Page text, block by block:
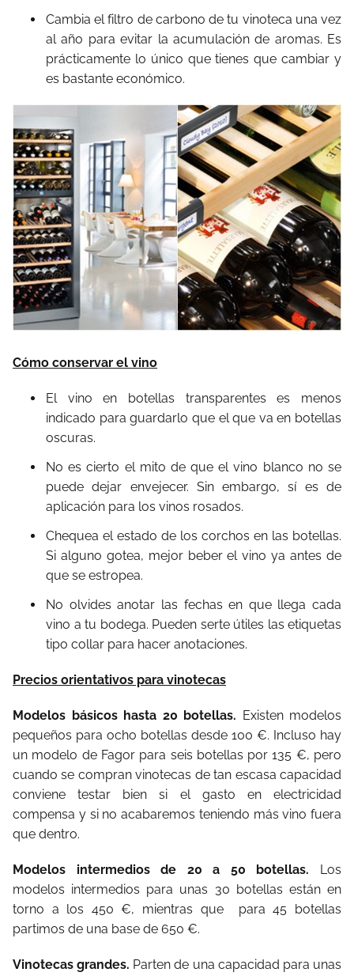
Cambia el filtro de carbono de tu vinoteca una vez
al año para evitar la acumulación de aromas. Es
prácticamente lo único que tienes que cambiar y
es bastante económico.
Cómo conservar el vino
El vino en botellas transparentes es menos
indicado para guardarlo que el que va en botellas
oscuras.
No es cierto el mito de que el vino blanco no se
puede dejar envejecer. Sin embargo, sí es de
aplicación para los vinos rosados.
Chequea el estado de los corchos en las botellas.
Si alguno gotea, mejor beber el vino ya antes de
que se estropea.
No olvides anotar las fechas en que llega cada
vino a tu bodega. Pueden serte útiles las etiquetas
tipo collar para hacer anotaciones.
Precios orientativos para vinotecas
Modelos básicos hasta 20 botellas. Existen modelos
pequeños para ocho botellas desde 100 €. Incluso hay
un modelo de Fagor para seis botellas por 135 €, pero
cuando se compran vinotecas de tan escasa capacidad
conviene testar bien si el gasto en electricidad
compensa y si no acabaremos teniendo más vino fuera
que dentro.
Modelos intermedios de 20 a 50 botellas.
Los
modelos intermedios para unas 30 botellas están en
torno a los 450 €, mientras que para 45 botellas
partimos de una base de 650 €.
Vinotecas grandes. Parten de una capacidad para unas